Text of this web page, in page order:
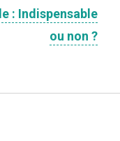
: Indispensable
ou non ?